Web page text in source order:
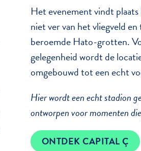
Het evenement vindt
niet ver van het vliegveld
beroemde Hato-grotten.
gelegenheid wordt de
omgebouwd tot een echt
Hier wordt een echt stadion
ontworpen voor momenten
ONTDEK CAPITAL Ç